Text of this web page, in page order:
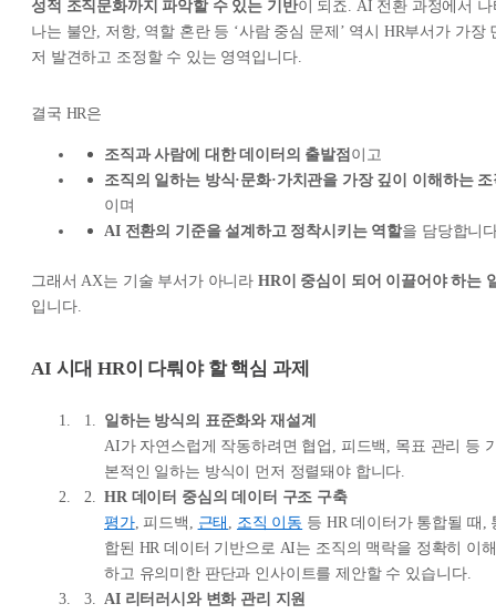
성적 조직문화까지 파악할 수 있는 기반이 되죠. AI 전환 과정에서 나
나는 불안, 저항, 역할 혼란 등 ‘사람 중심 문제’ 역시 HR부서가 가장
저 발견하고 조정할 수 있는 영역입니다.
결국 HR은
조직과 사람에 대한 데이터의 출발점 이고
조직의 일하는 방식·문화·가치관을 가장 깊이 이해하는 조
이며
AI 전환의 기준을 설계하고 정착시키는 역할을 담당합니
그래서 AX는 기술 부서가 아니라 HR이 중심이 되어 이끌어야 하는
입니다.
AI 시대 HR이 다뤄야 할 핵심 과제
일하는 방식의 표준화와 재설계
AI가 자연스럽게 작동하려면 협업, 피드백, 목표 관리 등
본적인 일하는 방식이 먼저 정렬돼야 합니다.
HR 데이터 중심의 데이터 구조 구축
평가, 피드백, 근태 조직 이동 등 HR 데이터가 통합될 때,
합된 HR 데이터 기반으로 AI는 조직의 맥락을 정확히 이해
하고 유의미한 판단과 인사이트를 제안할 수 있습니다.
AI 리터러시와 변화 관리 지원